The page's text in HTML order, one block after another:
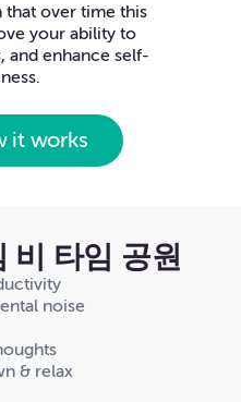
that over time this
your ability to
and enhance self-
it works
비 타임 공원
noise
& relax